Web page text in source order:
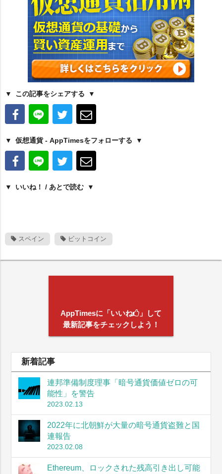
この記事をシェアする
仮想通貨 - AppTimesをフォローする
いいね！ / あとで読む
スペイン ビットコイン
AppTimesに「いいね
」して
最新記事をチェックしよう！
新着記事
連邦準備制度理事「暗号通貨価値ゼロの可
能性」を警告
2023.02.13
2022年に北朝鮮が大量の暗号通貨盗難と国
連報告
2023.02.08
Ethereum、ロックされた残高引き出し可能